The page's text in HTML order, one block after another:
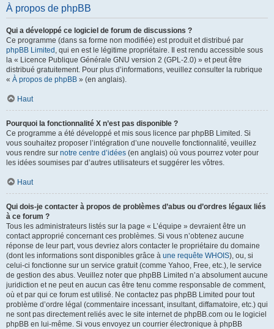
À propos de phpBB
Qui a développé ce logiciel de forum de discussions ?
Ce programme (dans sa forme non modifiée) est produit et distribué par
phpBB Limited , qui en est le légitime propriétaire. Il est rendu accessible sous
la « Licence Publique Générale GNU version 2 (GPL-2.0) » et peut être
distribué gratuitement. Pour plus d’informations, veuillez consulter la rubrique
« À propos de phpBB » (en anglais).
Haut
Pourquoi la fonctionnalité X n’est pas disponible ?
Ce programme a été développé et mis sous licence par phpBB Limited. Si
vous souhaitez proposer l’intégration d’une nouvelle fonctionnalité, veuillez
vous rendre sur notre centre d’idées (en anglais) où vous pourrez voter pour
les idées soumises par d’autres utilisateurs et suggérer les vôtres.
Haut
Qui dois-je contacter à propos de problèmes d’abus ou d’ordres légaux liés
à ce forum ?
Tous les administrateurs listés sur la page « L’équipe » devraient être un
contact approprié concernant ces problèmes. Si vous n’obtenez aucune
réponse de leur part, vous devriez alors contacter le propriétaire du domaine
(dont les informations sont disponibles grâce à une requête WHOIS), ou, si
celui-ci fonctionne sur un service gratuit (comme Yahoo, Free, etc.), le service
de gestion des abus. Veuillez noter que phpBB Limited n’a absolument aucune
juridiction et ne peut en aucun cas être tenu comme responsable de comment,
où et par qui ce forum est utilisé. Ne contactez pas phpBB Limited pour tout
problème d’ordre légal (commentaire incessant, insultant, diffamatoire, etc.) qui
ne sont pas directement reliés avec le site internet de phpBB.com ou le logiciel
phpBB en lui-même. Si vous envoyez un courrier électronique à phpBB